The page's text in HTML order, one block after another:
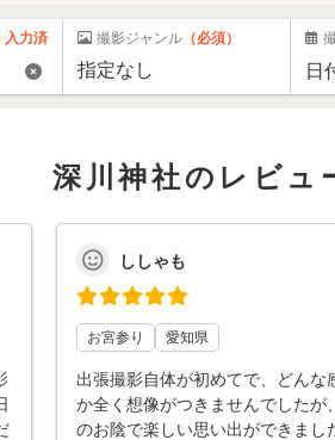
入力済 撮影ジャンル （必須）
深川神社のレビュ
ししゃも
お宮参り 愛知県
出張撮影自体が初めてで、どんな
か全く想像がつきませんでしたが
のお陰で楽しい思い出ができまし